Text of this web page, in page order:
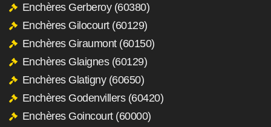
Enchères Gerberoy (60380)
Enchères Gilocourt (60129)
Enchères Giraumont (60150)
Enchères Glaignes (60129)
Enchères Glatigny (60650)
Enchères Godenvillers (60420)
Enchères Goincourt (60000)